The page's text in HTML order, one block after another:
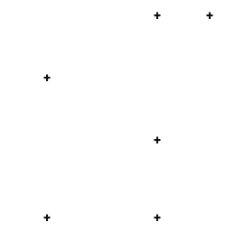
+
+
+
+
+
+